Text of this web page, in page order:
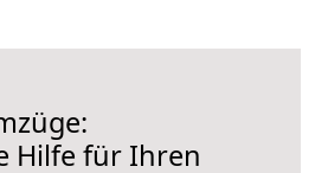
Hilfe für Ihren